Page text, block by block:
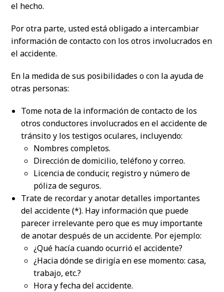
el hecho.
Por otra parte, usted está obligado a intercambiar
información de contacto con los otros involucrados en
el accidente.
En la medida de sus posibilidades o con la ayuda de
otras personas:
Tome nota de la información de contacto de los
otros conductores involucrados en el accidente de
tránsito y los testigos oculares, incluyendo:
Nombres completos.
Dirección de domicilio, teléfono y correo.
Licencia de conducir, registro y número de
póliza de seguros.
Trate de recordar y anotar detalles importantes
del accidente (*). Hay información que puede
parecer irrelevante pero que es muy importante
de anotar después de un accidente. Por ejemplo:
¿Qué hacía cuando ocurrió el accidente?
¿Hacia dónde se dirigía en ese momento: casa,
trabajo, etc.?
Hora y fecha del accidente.